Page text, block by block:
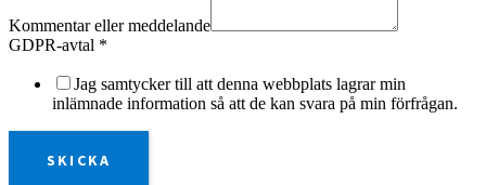
Kommentar eller meddelande
GDPR-avtal *
Jag samtycker till att denna webbplats lagrar min
inlämnade information så att de kan svara på min förfrågan.
SKICKA